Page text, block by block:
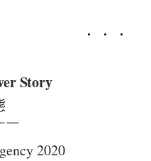
Story
￣
2020